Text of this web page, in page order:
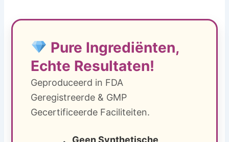
Pure Ingrediënten,
Echte Resultaten!
Geproduceerd in FDA
Geregistreerde & GMP
Gecertificeerde Faciliteiten.
Geen Synthetische